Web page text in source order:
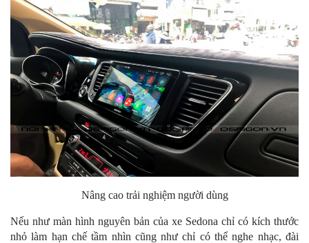
Nâng cao trải nghiệm người dùng
Nếu như màn hình nguyên bản của xe Sedona chỉ có kích thước
nhỏ làm hạn chế tầm nhìn cũng như chỉ có thể nghe nhạc, đài